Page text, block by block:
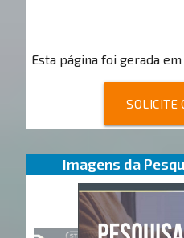
Esta página foi gerada
SOLICITE
Imagens da